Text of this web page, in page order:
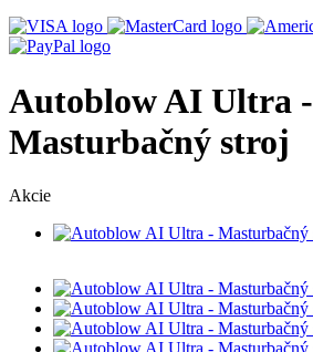
Autoblow AI Ultra -
Masturbačný stroj
Akcie